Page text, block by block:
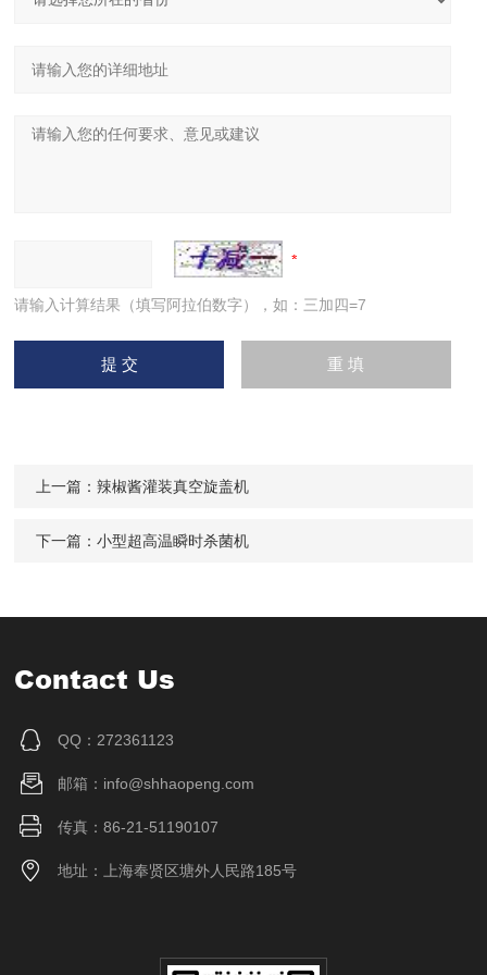
请输入计算结果（填写阿拉伯数字），如：三加四=7
上一篇：辣椒酱灌装真空旋盖机
下一篇：小型超高温瞬时杀菌机
Contact Us
QQ：272361123
邮箱：info@shhaopeng.com
传真：86-21-51190107
地址：上海奉贤区塘外人民路185号